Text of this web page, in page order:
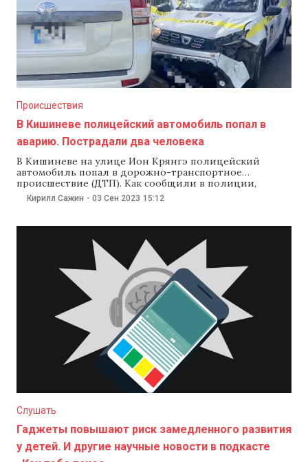
Происшествия
В Кишиневе полицейский автомобиль попал в
аварию. Пострадали два человека
В Кишиневе на улице Ион Крянгэ полицейский
автомобиль попал в дорожно-транспортное
происшествие (ДТП). Как сообщили в полиции,
экипаж полиции ехал на вызов, а в автомобиле
помимо полицейских находились двое задержанных.
марки Toyota. Правоохранители отмечают, что у
полицейского автомобиля был включен
проблесковый маячок. В результате аварии
Кирилл Сажин - 03 Сен 2023 15:12
Слушать
Гаджеты повышают риск замедленного развития
у детей. И другие научные новости в подкасте